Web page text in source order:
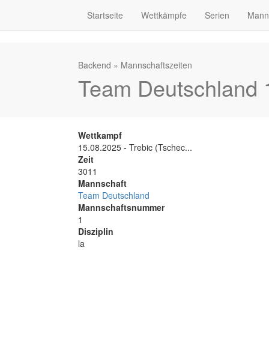
Startseite Wettkämpfe Serien
Backend » Mannschaftszeiten
Team Deutschland
Wettkampf
15.08.2025 - Trebic (Tschec...
Zeit
3011
Mannschaft
Team Deutschland
Mannschaftsnummer
1
Disziplin
la